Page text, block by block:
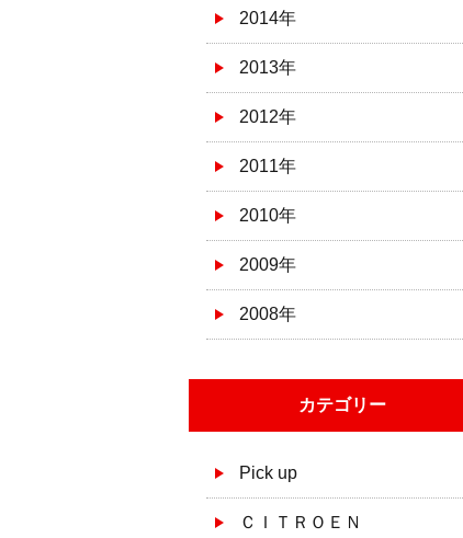
2014年
2013年
2012年
2011年
2010年
2009年
2008年
カテゴリー
Pick up
ＣＩＴＲＯＥＮ